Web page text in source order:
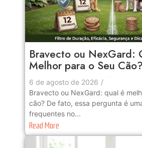
Bravecto ou NexGard:
Melhor para o Seu Cão?
6 de agosto de 2026 /
Bravecto ou NexGard: qual é
cão? De fato, essa pergunta é
frequentes no...
Read More